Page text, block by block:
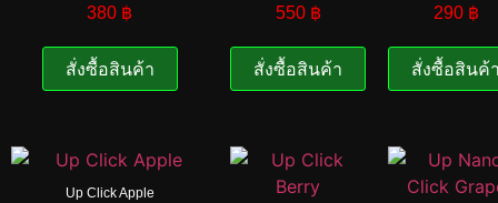
380 ฿
สั่งซื้อสินค้า
550 ฿
สั่งซื้อสินค้า
290 ฿
สั่งซื้อสินค้
Up Click Apple